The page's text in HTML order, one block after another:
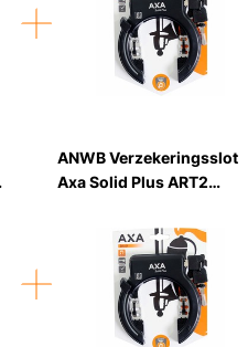
ANWB Verzekeringsslot
Axa Solid Plus ART2